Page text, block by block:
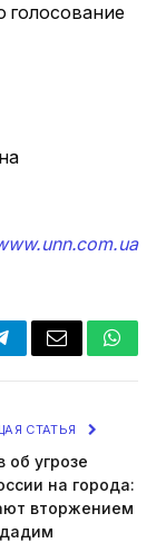
голосование
Email
СТАТЬЯ
об угрозе
на города:
вторжением